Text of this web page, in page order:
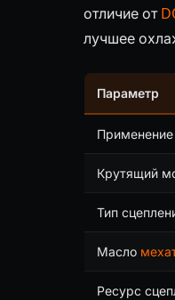
отличие от
лучшее
Параметр
Применение
Крутящий
Тип
Масло
Ресурс